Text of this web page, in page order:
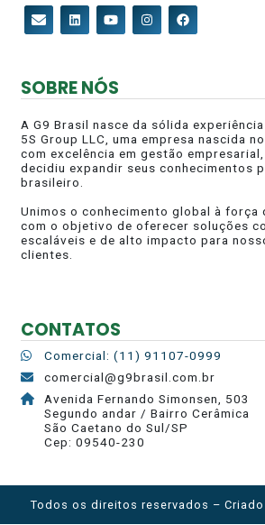
SOBRE NÓS
A G9 Brasil nasce da sólida
5S Group LLC, uma empresa nascida
com excelência em gestão empresarial,
decidiu expandir seus conhecimentos
brasileiro.
Unimos o conhecimento global à força
com o objetivo de oferecer soluções
escaláveis e de alto impacto para
clientes.
CONTATOS
Comercial: (11) 91107-0999
comercial@g9brasil.com.br
Avenida Fernando Simonsen, 503
Segundo andar / Bairro Cerâmica
São Caetano do Sul/SP
Cep: 09540-230
Todos os direitos reservados –